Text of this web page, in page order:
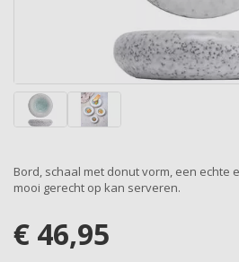
Bord, schaal met donut vorm, een echte
mooi gerecht op kan serveren.
€ 46,95